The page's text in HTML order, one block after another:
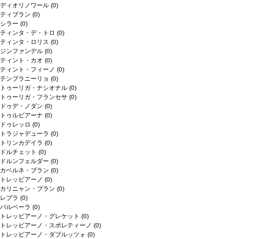
ディオリノワール (0)
ティブラン (0)
シラー (0)
ティンタ・デ・トロ (0)
ティンタ・ロリス (0)
ジンファンデル (0)
ティント・カオ (0)
ティント・フィーノ (0)
テンプラニーリョ (0)
トゥーリガ・ナシオナル (0)
トゥーリガ・フランセサ (0)
ドゥデ・ノダン (0)
トゥルビアーナ (0)
ドゥレッロ (0)
トラジャデューラ (0)
トリンカデイラ (0)
ドルチェット (0)
ドルンフェルダー (0)
カベルネ・ブラン (0)
トレッビアーノ (0)
カリニャン・ブラン (0)
レブラ (0)
バルベーラ (0)
トレッビアーノ・グレケット (0)
トレッビアーノ・スポレティーノ (0)
トレッビアーノ・ダブルッツォ (0)